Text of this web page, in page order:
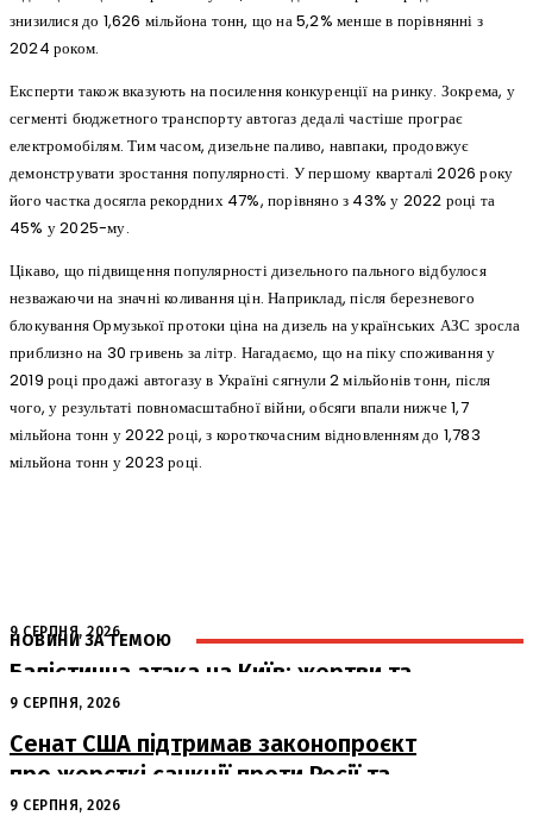
знизилися до 1,626 мільйона тонн, що на 5,2% менше в порівнянні з
2024 роком.
Експерти також вказують на посилення конкуренції на ринку. Зокрема, у
сегменті бюджетного транспорту автогаз дедалі частіше програє
електромобілям. Тим часом, дизельне паливо, навпаки, продовжує
демонструвати зростання популярності. У першому кварталі 2026 року
його частка досягла рекордних 47%, порівняно з 43% у 2022 році та
45% у 2025-му.
Цікаво, що підвищення популярності дизельного пального відбулося
незважаючи на значні коливання цін. Наприклад, після березневого
блокування Ормузької протоки ціна на дизель на українських АЗС зросла
приблизно на 30 гривень за літр. Нагадаємо, що на піку споживання у
2019 році продажі автогазу в Україні сягнули 2 мільйонів тонн, після
чого, у результаті повномасштабної війни, обсяги впали нижче 1,7
мільйона тонн у 2022 році, з короткочасним відновленням до 1,783
мільйона тонн у 2023 році.
НОВИНИ ЗА ТЕМОЮ
9 СЕРПНЯ, 2026
Балістична атака на Київ: жертви та
руйнування
9 СЕРПНЯ, 2026
Сенат США підтримав законопроєкт
про жорсткі санкції проти Росії та
Ірану
9 СЕРПНЯ, 2026